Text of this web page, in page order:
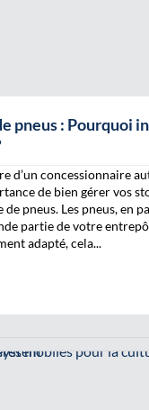
pneus : Pourquoi
d’un concessionnaire
de bien gérer vos
de pneus. Les pneus, en
partie de votre
adapté, cela...